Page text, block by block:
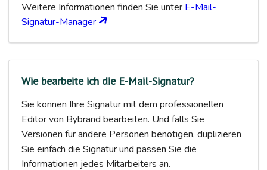
Weitere Informationen finden Sie unter E-Mail-
Signatur-Manager
Wie bearbeite ich die E-Mail-Signatur?
Sie können Ihre Signatur mit dem professionellen
Editor von Bybrand bearbeiten. Und falls Sie
Versionen für andere Personen benötigen, duplizieren
Sie einfach die Signatur und passen Sie die
Informationen jedes Mitarbeiters an.